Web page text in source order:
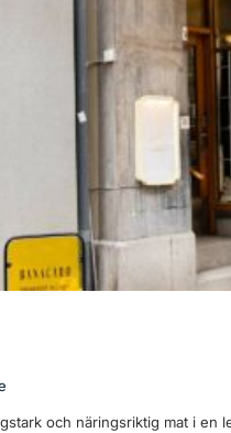
och näringsriktig mat i en